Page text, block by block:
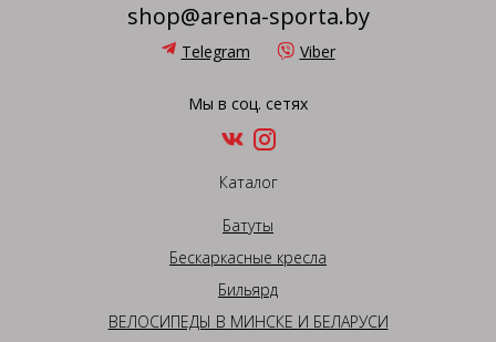
shop@arena-sporta.by
Telegram Viber
Мы в соц. сетях
Каталог
Батуты
Бескаркасные кресла
Бильярд
ВЕЛОСИПЕДЫ В МИНСКЕ И БЕЛАРУСИ